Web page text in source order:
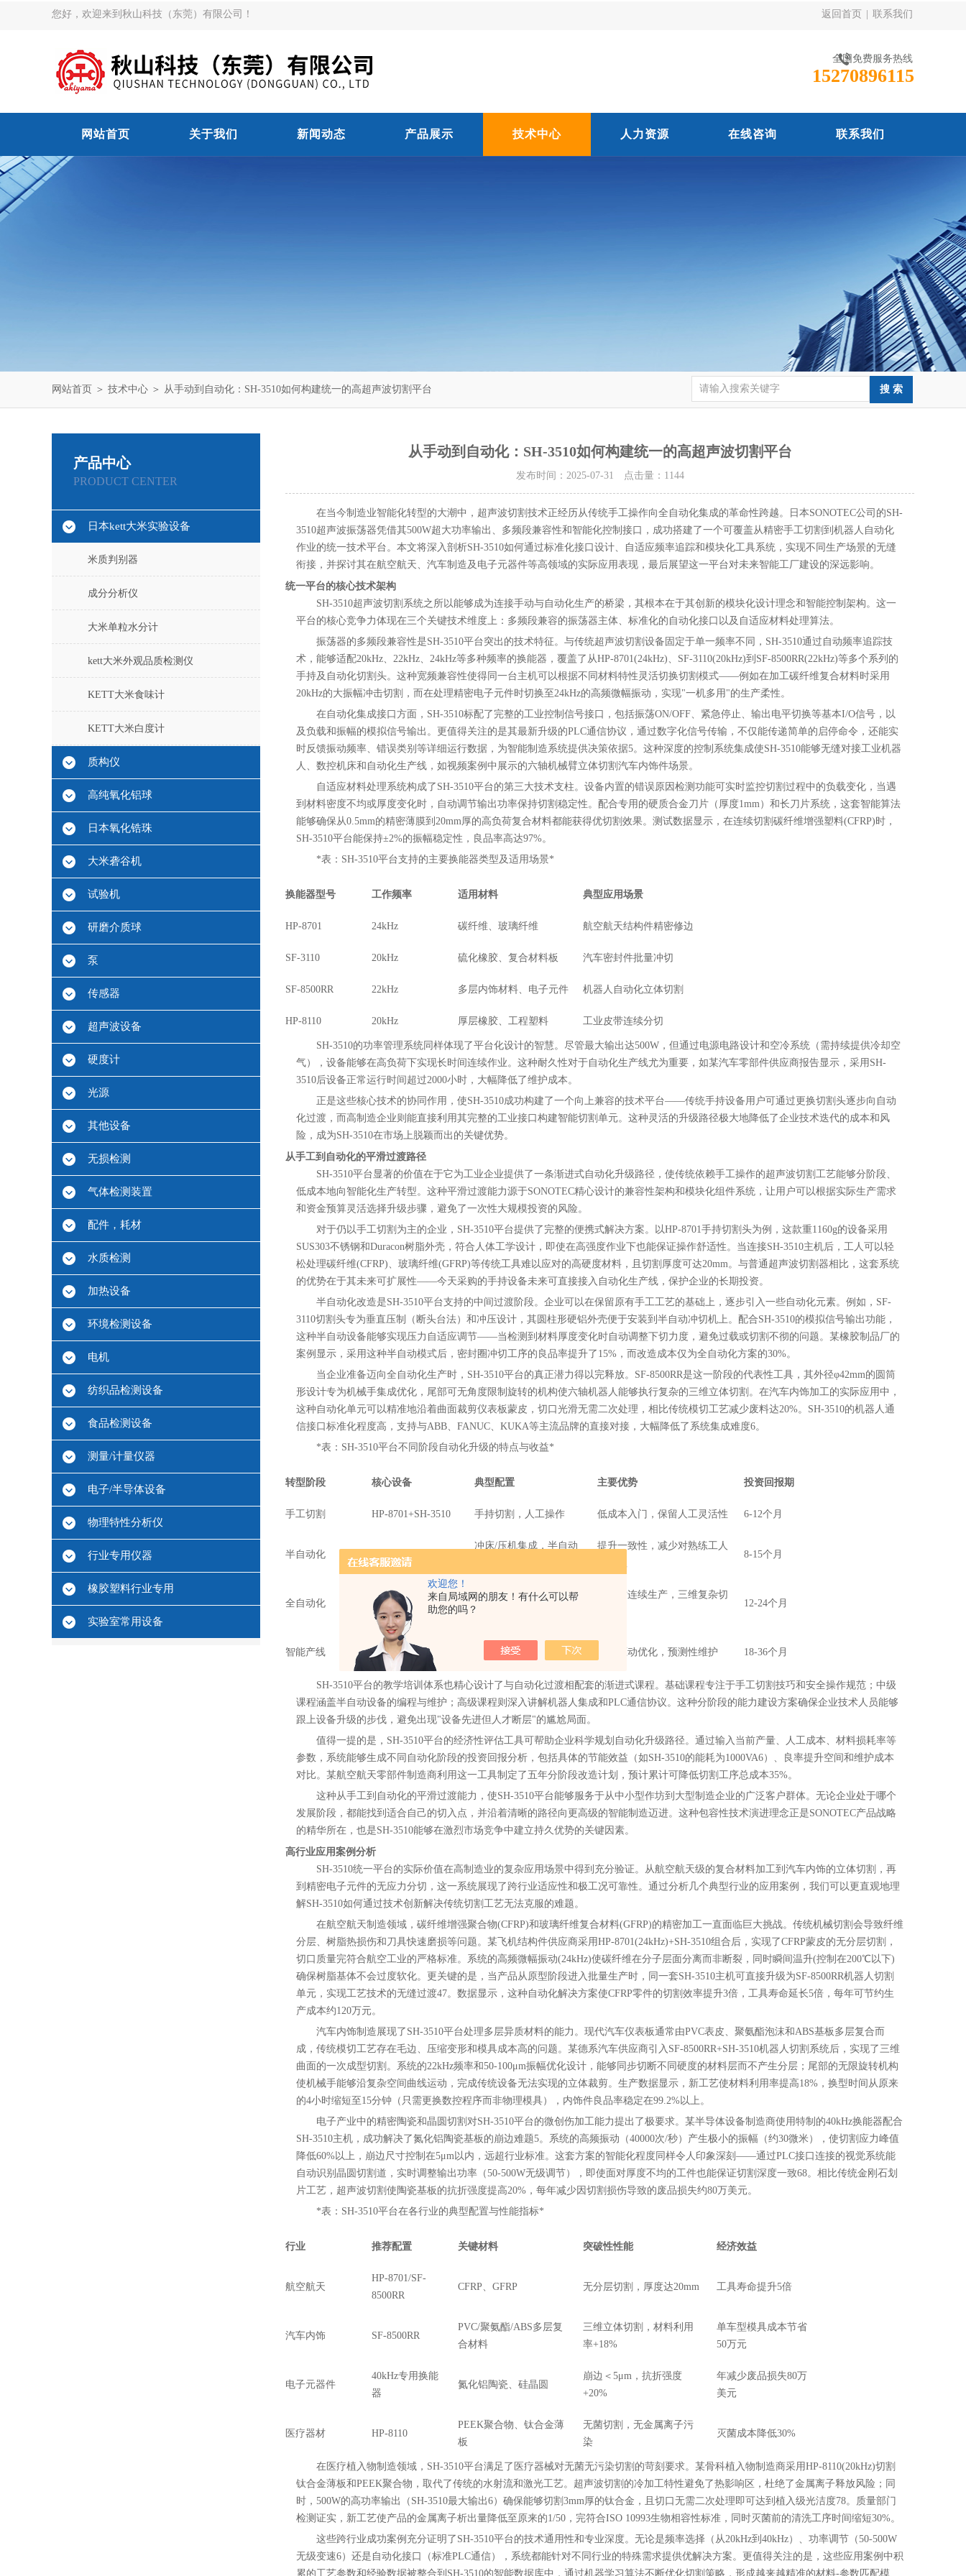
欢迎您！
来自局域网的朋友！有什么可以帮
助您的吗？
您好，欢迎来到秋山科技（东莞）有限公司！ 返回首页 联系我们
全国免费服务热线
15270896115
网站首页 关于我们 新闻动态 产品展示 技术中心 人力资源 在线咨询 联系我们
网站首页 ＞ 技术中心 ＞ 从手动到自动化：SH-3510如何构建统一的高超声波切割平台
产品中心
PRODUCT CENTER
日本kett大米实验设备
米质判别器
成分分析仪
大米单粒水分计
kett大米外观品质检测仪
KETT大米食味计
KETT大米白度计
质构仪
高纯氧化铝球
日本氧化锆珠
大米砻谷机
试验机
研磨介质球
泵
传感器
超声波设备
硬度计
光源
其他设备
无损检测
气体检测装置
配件，耗材
水质检测
加热设备
环境检测设备
电机
纺织品检测设备
食品检测设备
测量/计量仪器
电子/半导体设备
物理特性分析仪
行业专用仪器
橡胶塑料行业专用
实验室常用设备
从手动到自动化：SH-3510如何构建统一的高超声波切割平台
发布时间：2025-07-31 点击量： 1144
在当今制造业智能化转型的大潮中，超声波切割技术正经历从传统手工操作向全自动化集成的革命性跨越。日本SONOTEC公司的SH-
3510超声波振荡器凭借其500W超大功率输出、多频段兼容性和智能化控制接口，成功搭建了一个可覆盖从精密手工切割到机器人自动化
作业的统一技术平台。本文将深入剖析SH-3510如何通过标准化接口设计、自适应频率追踪和模块化工具系统，实现不同生产场景的无缝
衔接，并探讨其在航空航天、汽车制造及电子元器件等高领域的实际应用表现，最后展望这一平台对未来智能工厂建设的深远影响。
统一平台的核心技术架构
SH-3510超声波切割系统之所以能够成为连接手动与自动化生产的桥梁，其根本在于其创新的模块化设计理念和智能控制架构。这一
平台的核心竞争力体现在三个关键技术维度上：多频段兼容的振荡器主体、标准化的自动化接口以及自适应材料处理算法。
振荡器的多频段兼容性是SH-3510平台突出的技术特征。与传统超声波切割设备固定于单一频率不同，SH-3510通过自动频率追踪技
术，能够适配20kHz、22kHz、24kHz等多种频率的换能器，覆盖了从HP-8701(24kHz)、SF-3110(20kHz)到SF-8500RR(22kHz)等多个系列的
手持及自动化切割头。这种宽频兼容性使得同一台主机可以根据不同材料特性灵活切换切割模式——例如在加工碳纤维复合材料时采用
20kHz的大振幅冲击切割，而在处理精密电子元件时切换至24kHz的高频微幅振动，实现"一机多用"的生产柔性。
在自动化集成接口方面，SH-3510标配了完整的工业控制信号接口，包括振荡ON/OFF、紧急停止、输出电平切换等基本I/O信号，以
及负载和振幅的模拟信号输出。更值得关注的是其最新升级的PLC通信协议，通过数字化信号传输，不仅能传递简单的启停命令，还能实
时反馈振动频率、错误类别等详细运行数据，为智能制造系统提供决策依据5。这种深度的控制系统集成使SH-3510能够无缝对接工业机器
人、数控机床和自动化生产线，如视频案例中展示的六轴机械臂立体切割汽车内饰件场景。
自适应材料处理系统构成了SH-3510平台的第三大技术支柱。设备内置的错误原因检测功能可实时监控切割过程中的负载变化，当遇
到材料密度不均或厚度变化时，自动调节输出功率保持切割稳定性。配合专用的硬质合金刀片（厚度1mm）和长刀片系统，这套智能算法
能够确保从0.5mm的精密薄膜到20mm厚的高负荷复合材料都能获得优切割效果。测试数据显示，在连续切割碳纤维增强塑料(CFRP)时，
SH-3510平台能保持±2%的振幅稳定性，良品率高达97%。
*表：SH-3510平台支持的主要换能器类型及适用场景*
换能器型号 工作频率 适用材料 典型应用场景
HP-8701 24kHz 碳纤维、玻璃纤维 航空航天结构件精密修边
SF-3110 20kHz 硫化橡胶、复合材料板 汽车密封件批量冲切
SF-8500RR 22kHz 多层内饰材料、电子元件 机器人自动化立体切割
HP-8110 20kHz 厚层橡胶、工程塑料 工业皮带连续分切
SH-3510的功率管理系统同样体现了平台化设计的智慧。尽管最大输出达500W，但通过电源电路设计和空冷系统（需持续提供冷却空
气），设备能够在高负荷下实现长时间连续作业。这种耐久性对于自动化生产线尤为重要，如某汽车零部件供应商报告显示，采用SH-
3510后设备正常运行时间超过2000小时，大幅降低了维护成本。
正是这些核心技术的协同作用，使SH-3510成功构建了一个向上兼容的技术平台——传统手持设备用户可通过更换切割头逐步向自动
化过渡，而高制造企业则能直接利用其完整的工业接口构建智能切割单元。这种灵活的升级路径极大地降低了企业技术迭代的成本和风
险，成为SH-3510在市场上脱颖而出的关键优势。
从手工到自动化的平滑过渡路径
SH-3510平台显著的价值在于它为工业企业提供了一条渐进式自动化升级路径，使传统依赖手工操作的超声波切割工艺能够分阶段、
低成本地向智能化生产转型。这种平滑过渡能力源于SONOTEC精心设计的兼容性架构和模块化组件系统，让用户可以根据实际生产需求
和资金预算灵活选择升级步骤，避免了一次性大规模投资的风险。
对于仍以手工切割为主的企业，SH-3510平台提供了完整的便携式解决方案。以HP-8701手持切割头为例，这款重1160g的设备采用
SUS303不锈钢和Duracon树脂外壳，符合人体工学设计，即使在高强度作业下也能保证操作舒适性。当连接SH-3510主机后，工人可以轻
松处理碳纤维(CFRP)、玻璃纤维(GFRP)等传统工具难以应对的高硬度材料，且切割厚度可达20mm。与普通超声波切割器相比，这套系统
的优势在于其未来可扩展性——今天采购的手持设备未来可直接接入自动化生产线，保护企业的长期投资。
半自动化改造是SH-3510平台支持的中间过渡阶段。企业可以在保留原有手工工艺的基础上，逐步引入一些自动化元素。例如，SF-
3110切割头专为垂直压制（断头台法）和冲压设计，其圆柱形硬铝外壳便于安装到半自动冲切机上。配合SH-3510的模拟信号输出功能，
这种半自动设备能够实现压力自适应调节——当检测到材料厚度变化时自动调整下切力度，避免过载或切割不彻的问题。某橡胶制品厂的
案例显示，采用这种半自动模式后，密封圈冲切工序的良品率提升了15%，而改造成本仅为全自动化方案的30%。
当企业准备迈向全自动化生产时，SH-3510平台的真正潜力得以完释放。SF-8500RR是这一阶段的代表性工具，其外径φ42mm的圆筒
形设计专为机械手集成优化，尾部可无角度限制旋转的机构使六轴机器人能够执行复杂的三维立体切割。在汽车内饰加工的实际应用中，
这种自动化单元可以精准地沿着曲面裁剪仪表板蒙皮，切口光滑无需二次处理，相比传统模切工艺减少废料达20%。SH-3510的机器人通
信接口标准化程度高，支持与ABB、FANUC、KUKA等主流品牌的直接对接，大幅降低了系统集成难度6。
*表：SH-3510平台不同阶段自动化升级的特点与收益*
转型阶段 核心设备 典型配置 主要优势 投资回报期
手工切割 HP-8701+SH-3510 手持切割，人工操作 低成本入门，保留人工灵活性 6-12个月
半自动化 SF-3110+SH-3510
冲床/压机集成，半自动
提升一致性，减少对熟练工人
8-15个月
全自动化
SF-8500RR+SH-
3510
六轴机器人集成，PLC
控制
24小时连续生产，三维复杂切
12-24个月
智能产线
多台SH-3510网络化
部署
MES系统对接，实时质
量监控
数据驱动优化，预测性维护 18-36个月
SH-3510平台的教学培训体系也精心设计了与自动化过渡相配套的渐进式课程。基础课程专注于手工切割技巧和安全操作规范；中级
课程涵盖半自动设备的编程与维护；高级课程则深入讲解机器人集成和PLC通信协议。这种分阶段的能力建设方案确保企业技术人员能够
跟上设备升级的步伐，避免出现"设备先进但人才断层"的尴尬局面。
值得一提的是，SH-3510平台的经济性评估工具可帮助企业科学规划自动化升级路径。通过输入当前产量、人工成本、材料损耗率等
参数，系统能够生成不同自动化阶段的投资回报分析，包括具体的节能效益（如SH-3510的能耗为1000VA6）、良率提升空间和维护成本
对比。某航空航天零部件制造商利用这一工具制定了五年分阶段改造计划，预计累计可降低切割工序总成本35%。
这种从手工到自动化的平滑过渡能力，使SH-3510平台能够服务于从中小型作坊到大型制造企业的广泛客户群体。无论企业处于哪个
发展阶段，都能找到适合自己的切入点，并沿着清晰的路径向更高级的智能制造迈进。这种包容性技术演进理念正是SONOTEC产品战略
的精华所在，也是SH-3510能够在激烈市场竞争中建立持久优势的关键因素。
高行业应用案例分析
SH-3510统一平台的实际价值在高制造业的复杂应用场景中得到充分验证。从航空航天级的复合材料加工到汽车内饰的立体切割，再
到精密电子元件的无应力分切，这一系统展现了跨行业适应性和极工况可靠性。通过分析几个典型行业的应用案例，我们可以更直观地理
解SH-3510如何通过技术创新解决传统切割工艺无法克服的难题。
在航空航天制造领域，碳纤维增强聚合物(CFRP)和玻璃纤维复合材料(GFRP)的精密加工一直面临巨大挑战。传统机械切割会导致纤维
分层、树脂热损伤和刀具快速磨损等问题。某飞机结构件供应商采用HP-8701(24kHz)+SH-3510组合后，实现了CFRP蒙皮的无分层切割，
切口质量完符合航空工业的严格标准。系统的高频微幅振动(24kHz)使碳纤维在分子层面分离而非断裂，同时瞬间温升(控制在200℃以下)
确保树脂基体不会过度软化。更关键的是，当产品从原型阶段进入批量生产时，同一套SH-3510主机可直接升级为SF-8500RR机器人切割
单元，实现工艺技术的无缝过渡47。数据显示，这种自动化解决方案使CFRP零件的切割效率提升3倍，工具寿命延长5倍，每年可节约生
产成本约120万元。
汽车内饰制造展现了SH-3510平台处理多层异质材料的能力。现代汽车仪表板通常由PVC表皮、聚氨酯泡沫和ABS基板多层复合而
成，传统模切工艺存在毛边、压缩变形和模具成本高的问题。某德系汽车供应商引入SF-8500RR+SH-3510机器人切割系统后，实现了三维
曲面的一次成型切割。系统的22kHz频率和50-100μm振幅优化设计，能够同步切断不同硬度的材料层而不产生分层；尾部的无限旋转机构
使机械手能够沿复杂空间曲线运动，完成传统设备无法实现的立体裁剪。生产数据显示，新工艺使材料利用率提高18%，换型时间从原来
的4小时缩短至15分钟（只需更换数控程序而非物理模具），内饰件良品率稳定在99.2%以上。
电子产业中的精密陶瓷和晶圆切割对SH-3510平台的微创伤加工能力提出了极要求。某半导体设备制造商使用特制的40kHz换能器配合
SH-3510主机，成功解决了氮化铝陶瓷基板的崩边难题5。系统的高频振动（40000次/秒）产生极小的振幅（约30微米），使切割应力峰值
降低60%以上，崩边尺寸控制在5μm以内，远超行业标准。这套方案的智能化程度同样令人印象深刻——通过PLC接口连接的视觉系统能
自动识别晶圆切割道，实时调整输出功率（50-500W无级调节），即使面对厚度不均的工件也能保证切割深度一致68。相比传统金刚石划
片工艺，超声波切割使陶瓷基板的抗折强度提高20%，每年减少因切割损伤导致的废品损失约80万美元。
*表：SH-3510平台在各行业的典型配置与性能指标*
行业 推荐配置 关键材料 突破性性能 经济效益
航空航天
HP-8701/SF-
8500RR
CFRP、GFRP 无分层切割，厚度达20mm 工具寿命提升5倍
汽车内饰 SF-8500RR
PVC/聚氨酯/ABS多层复
合材料
三维立体切割，材料利用
率+18%
单车型模具成本节省
50万元
电子元器件
40kHz专用换能
器
氮化铝陶瓷、硅晶圆
崩边＜5μm，抗折强度
+20%
年减少废品损失80万
美元
医疗器材 HP-8110
PEEK聚合物、钛合金薄
板
无菌切割，无金属离子污
染
灭菌成本降低30%
在医疗植入物制造领域，SH-3510平台满足了医疗器械对无菌无污染切割的苛刻要求。某骨科植入物制造商采用HP-8110(20kHz)切割
钛合金薄板和PEEK聚合物，取代了传统的水射流和激光工艺。超声波切割的冷加工特性避免了热影响区，杜绝了金属离子释放风险；同
时，500W的高功率输出（SH-3510最大输出6）确保能够切割3mm厚的钛合金，且切口无需二次处理即可达到植入级光洁度78。质量部门
检测证实，新工艺使产品的金属离子析出量降低至原来的1/50，完符合ISO 10993生物相容性标准，同时灭菌前的清洗工序时间缩短30%。
这些跨行业成功案例充分证明了SH-3510平台的技术通用性和专业深度。无论是频率选择（从20kHz到40kHz）、功率调节（50-500W
无级变速6）还是自动化接口（标准PLC通信），系统都能针对不同行业的特殊需求提供优解决方案。更值得关注的是，这些应用案例中积
累的工艺参数和经验数据被整合到SH-3510的智能数据库中，通过机器学习算法不断优化切割策略，形成越来越精准的材料-参数匹配模